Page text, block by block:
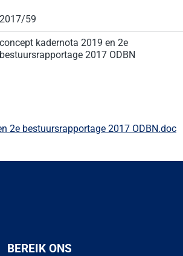
2017/59
concept kadernota 2019 en 2e
bestuursrapportage 2017 ODBN
2e bestuursrapportage 2017 ODBN.doc
BEREIK ONS